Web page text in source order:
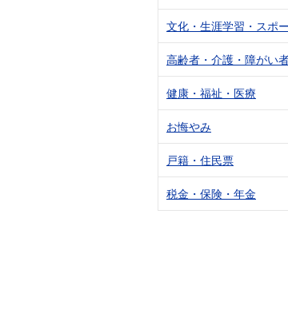
文化・生涯学習・スポ
高齢者・介護・障がい
健康・福祉・医療
お悔やみ
戸籍・住民票
税金・保険・年金